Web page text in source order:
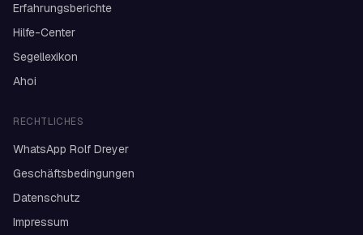
Erfahrungsberichte
Hilfe-Center
Segellexikon
Ahoi
RECHTLICHES
WhatsApp Rolf Dreyer
Geschäftsbedingungen
Datenschutz
Impressum